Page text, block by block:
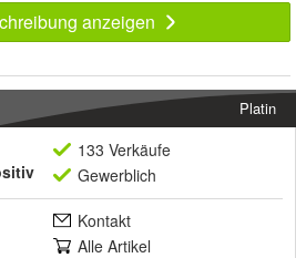
anzeigen
Platin
133 Verkäufe
Gewerblich
Kontakt
Alle Artikel